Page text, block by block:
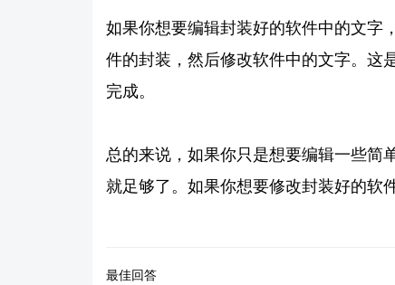
如果你想要编辑封装好的软件中的文字
件的封装，然后修改软件中的文字。这
完成。
总的来说，如果你只是想要编辑一些简
就足够了。如果你想要修改封装好的软
最佳回答